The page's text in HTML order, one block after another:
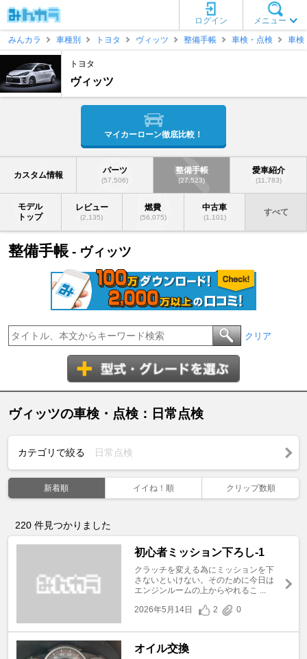
メニュー
ログイン
みんカラ
車種別 トヨタ ヴィッツ 整備手帳 車検・点検 車検
トヨタ
ヴィッツ
マイカーローン徹底比較！
カスタム情報 パーツ
(57,506)
整備手帳
(27,523)
愛車紹介
(11,783)
モデル
トップ
レビュー
(2,135)
燃費
(56,075)
中古車
(1,101)
すべて
整備手帳 - ヴィッツ
クリア
ヴィッツの車検・点検：日常点検
カテゴリで絞る 日常点検
新着順 イイね！順 クリップ数順
220 件見つかりました
初心者ミッション下ろし-1
クラッチを変える為にミッションを下
さないといけない。そのために今日は
エンジンルームの上からやれるこ ...
2026年5月14日
2 0
オイル交換